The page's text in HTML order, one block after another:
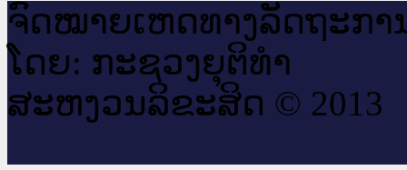
ຈົດ​ໝາຍ​ເຫດ​ທາງ​ລັດ​ຖະ​ກາ
ໂດຍ: ກະ​ຊວງຍຸ​ຕິ​ທຳ
ສະ​ຫງວນ​ລິ​ຂະ​ສິດ © 2013